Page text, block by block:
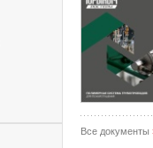
Все документы